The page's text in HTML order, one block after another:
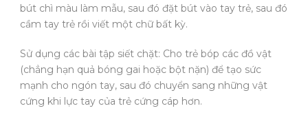
bút chì màu làm mẫu, sau đó đặt bút vào tay trẻ, sau đó
cầm tay trẻ rồi viết một chữ bất kỳ.
Sử dụng các bài tập siết chặt: Cho trẻ bóp các đồ vật
(chẳng hạn quả bóng gai hoặc bột nặn) để tạo sức
mạnh cho ngón tay, sau đó chuyển sang những vật
cứng khi lực tay của trẻ cứng cáp hơn.